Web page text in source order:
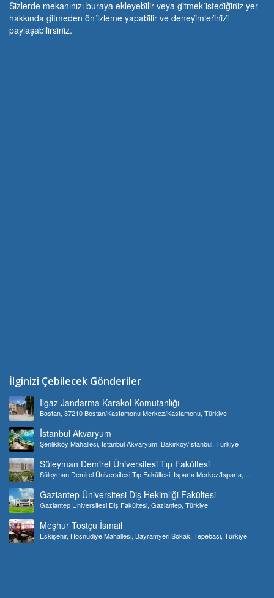
Si̇zlerde mekanınızı buraya ekleyebi̇li̇r veya gi̇tmek i̇stedi̇ği̇ni̇z yer
hakkında gi̇tmeden ön i̇zleme yapabi̇li̇r ve deneyi̇mleri̇ni̇zi̇
paylaşabi̇li̇rsi̇ni̇z.
İlginizi Çebilecek Gönderiler
Ilgaz Jandarma Karakol Komutanlığı
Bostan, 37210 Bostan/Kastamonu Merkez/Kastamonu, Türkiye
İstanbul Akvaryum
Şenlikköy Mahallesi, İstanbul Akvaryum, Bakırköy/İstanbul, Türkiye
Süleyman Demirel Üniversitesi Tıp Fakültesi
Süleyman Demirel Üniversitesi Tıp Fakültesi, Isparta Merkez/Isparta,
Gaziantep Üniversitesi Diş Hekimliği Fakültesi
Gaziantep Üniversitesi Diş Fakültesi, Gaziantep, Türkiye
Meşhur Tostçu İsmail
Eskişehir, Hoşnudiye Mahallesi, Bayramyeri Sokak, Tepebaşı, Türkiye